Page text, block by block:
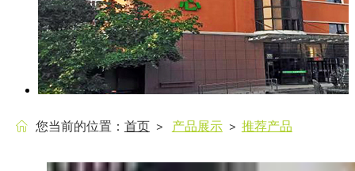
您当前的位置： 首页 > 产品展示 > 推荐产品